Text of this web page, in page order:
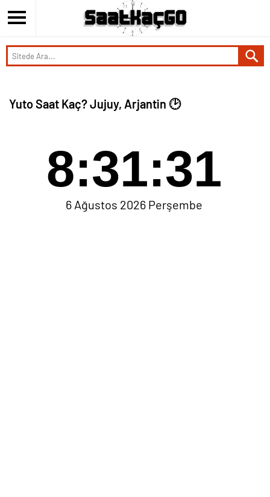
Yuto Saat Kaç? Jujuy, Arjantin 🕑
8:31:32
6 Ağustos 2026 Perşembe